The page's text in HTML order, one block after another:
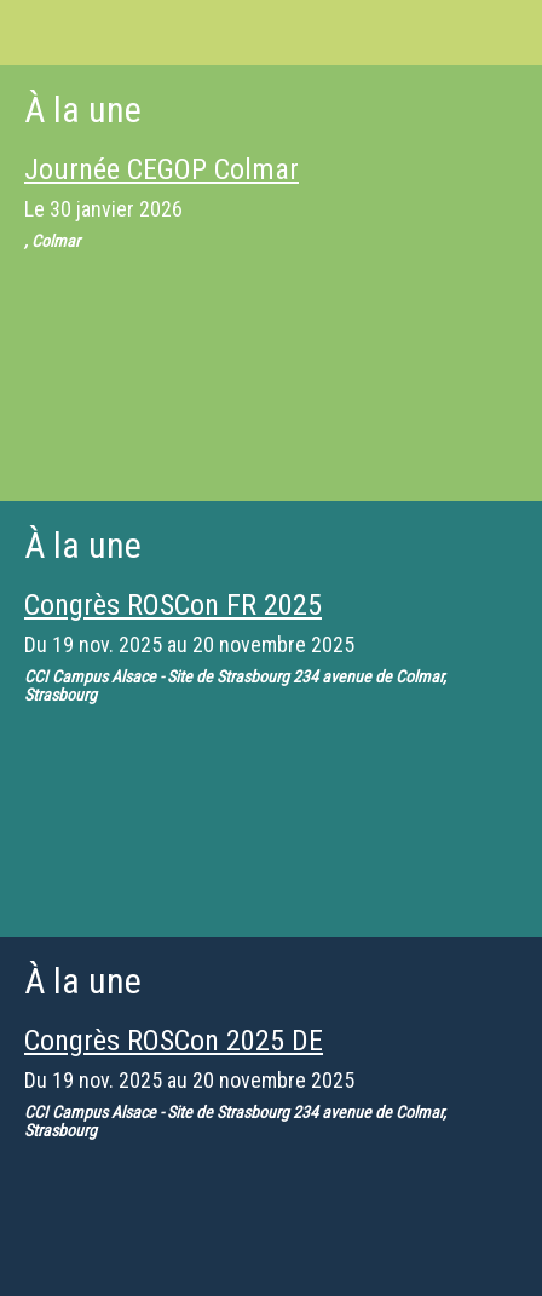
À la une
Journée CEGOP Colmar
Le 30 janvier 2026
, Colmar
À la une
Congrès ROSCon FR 2025
Du 19 nov. 2025 au 20 novembre 2025
CCI Campus Alsace - Site de Strasbourg 234 avenue de Colmar,
Strasbourg
À la une
Congrès ROSCon 2025 DE
Du 19 nov. 2025 au 20 novembre 2025
CCI Campus Alsace - Site de Strasbourg 234 avenue de Colmar,
Strasbourg